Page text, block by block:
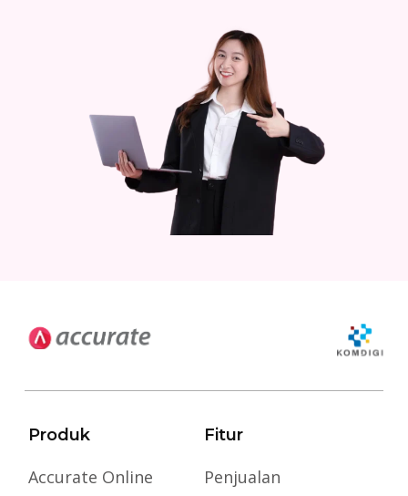
Produk
Accurate Online
Fitur
Penjualan